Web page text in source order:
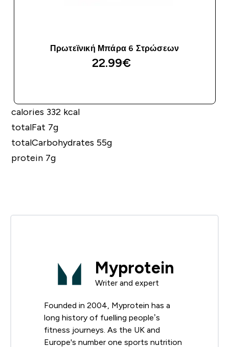
Πρωτεϊνική Μπάρα 6 Στρώσεων
22.99€‎
calories 332 kcal
totalFat 7g
totalCarbohydrates 55g
protein 7g
Myprotein
Writer and expert
Founded in 2004, Myprotein has a
long history of fuelling people’s
fitness journeys. As the UK and
Europe's number one sports nutrition